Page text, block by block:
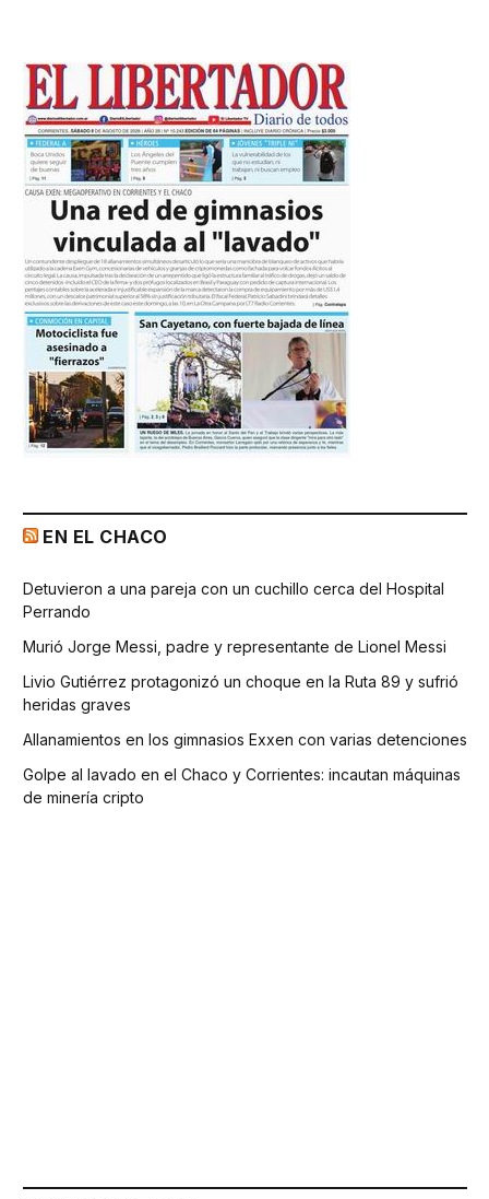
EN EL CHACO
Detuvieron a una pareja con un cuchillo cerca del Hospital
Perrando
Murió Jorge Messi, padre y representante de Lionel Messi
Livio Gutiérrez protagonizó un choque en la Ruta 89 y sufrió
heridas graves
Allanamientos en los gimnasios Exxen con varias detenciones
Golpe al lavado en el Chaco y Corrientes: incautan máquinas
de minería cripto